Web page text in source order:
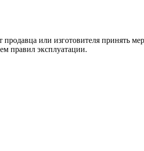
или изготовителя принять
правил эксплуатации.